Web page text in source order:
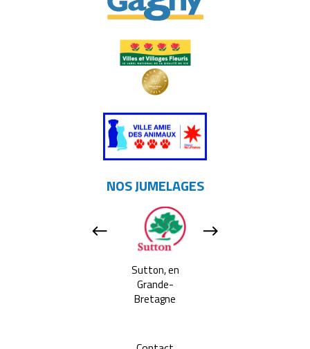
NOS JUMELAGES
Sutton, en
Grande-
Bretagne